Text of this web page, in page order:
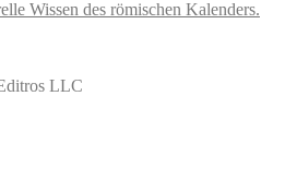
Wissen des römischen Kalenders.
LLC